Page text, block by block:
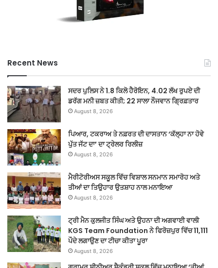
Recent News
ਸਦਰ ਪੁਲਿਸ ਨੇ 1.8 ਕਿਲੋ ਹੈਰੋਇਨ, 4.02 ਲੱਖ ਰੁਪਏ ਦੀ
ਡਰੱਗ ਮਨੀ ਜ਼ਬਤ ਕੀਤੀ; 22 ਸਾਲਾ ਨੌਜਵਾਨ ਗ੍ਰਿਫ਼ਤਾਰ
August 8, 2026
ਪਿਆਰ, ਟਕਰਾਅ ਤੇ ਨਫ਼ਰਤ ਦੀ ਦਾਸਤਾਨ ‘ਕੱਲ੍ਹਾ ਨਾ ਹੋਵੇ
ਪੁੱਤ ਜੱਟ ਦਾ’ ਦਾ ਟ੍ਰੇਲਰ ਰਿਲੀਜ਼
August 8, 2026
ਮੈਰੀਟੋਰੀਅਸ ਸਕੂਲ ਵਿੱਚ ਵਿਸ਼ਾਲ ਸਨਮਾਨ ਸਮਾਰੋਹ ਅਤੇ
ਤੀਆਂ ਦਾ ਤਿਉਹਾਰ ਉਤਸ਼ਾਹ ਨਾਲ ਮਨਾਇਆ
August 8, 2026
ਟ੍ਰੀ ਮੈਨ ਕੁਲਜੀਤ ਸਿੰਘ ਅਤੇ ਉਹਨਾ ਦੀ ਅਗਵਾਈ ਵਾਲੀ
KGS Team Foundation ਨੇ ਫਿਰੋਜ਼ਪੁਰ ਵਿੱਚ 11,111
ਪੌਦੇ ਲਗਾਉਣ ਦਾ ਟੀਚਾ ਕੀਤਾ ਪੂਰਾ
August 8, 2026